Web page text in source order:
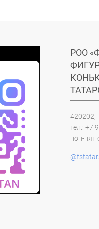
РОО
420202,
тел.: +7
пон-пят